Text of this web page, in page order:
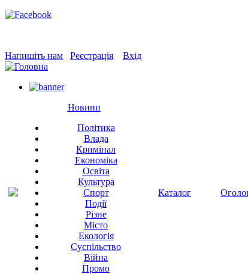
Напишіть нам Реєстрація Вхід
Новини
Політика
Влада
Кримінал
Економіка
Освіта
Культура
Спорт
Події
Різне
Місто
Екологія
Суспільство
Війна
Промо
Каталог